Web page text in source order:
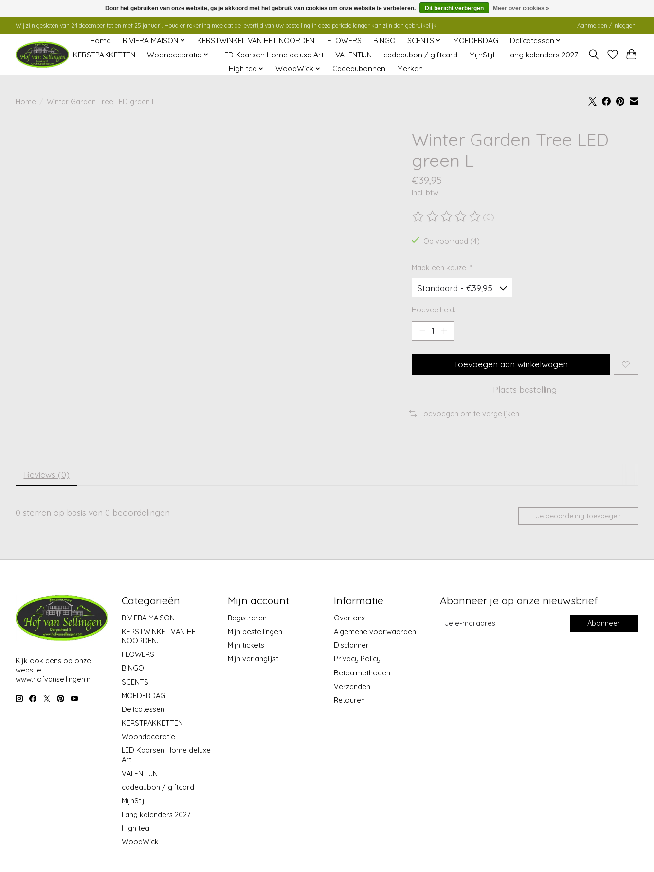
Wij zijn gesloten van 24 december tot en met 25 januari. Houd er rekening mee dat de levertijd van uw bestelling in deze periode langer kan zijn dan gebruikelijk. Aanmelden / Inloggen
Home RIVIERA MAISON KERSTWINKEL VAN HET NOORDEN. FLOWERS BINGO SCENTS MOEDERDAG
Delicatessen
KERSTPAKKETTEN
Woondecoratie LED Kaarsen Home deluxe Art VALENTIJN cadeaubon / giftcard MijnStijl
Lang kalenders 2027
High tea
WoodWick Cadeaubonnen Merken
Home Winter Garden Tree LED green L
Winter Garden Tree LED
green L
€39,95
Incl. btw
De beoordeling van dit product is
(0)
Op voorraad (4)
Maak een keuze: *
Hoeveelheid:
Toevoegen aan winkelwagen
Plaats bestelling
Toevoegen om te vergelijken
Reviews (0)
0 sterren op basis van 0 beoordelingen Je beoordeling toevoegen
Kijk ook eens op onze
website
www.hofvansellingen.nl
Categorieën
RIVIERA MAISON
KERSTWINKEL VAN HET
NOORDEN.
FLOWERS
BINGO
SCENTS
MOEDERDAG
Delicatessen
KERSTPAKKETTEN
Woondecoratie
LED Kaarsen Home deluxe
Art
VALENTIJN
cadeaubon / giftcard
MijnStijl
Lang kalenders 2027
High tea
WoodWick
Mijn account
Registreren
Mijn bestellingen
Mijn tickets
Mijn verlanglijst
Informatie
Over ons
Algemene voorwaarden
Disclaimer
Privacy Policy
Betaalmethoden
Verzenden
Retouren
Abonneer je op onze nieuwsbrief
Abonneer
Door het gebruiken van onze website, ga je akkoord met het gebruik van cookies om onze website te verbeteren. Dit bericht verbergen Meer over cookies »